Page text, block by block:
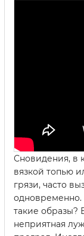
Сновидения, в
вязкой топью
грязи, часто
одновременно.
такие образы?
неприятная